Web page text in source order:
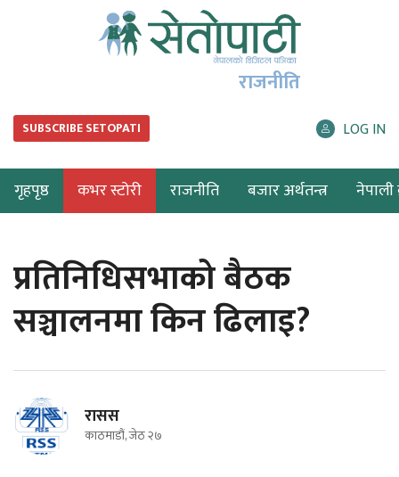
राजनीति
SUBSCRIBE SETOPATI LOG IN
गृहपृष्ठ कभर स्टोरी राजनीति बजार अर्थतन्त्र नेपाली
प्रतिनिधिसभाको बैठक
सञ्चालनमा किन ढिलाइ?
रासस
काठमाडौं, जेठ २७